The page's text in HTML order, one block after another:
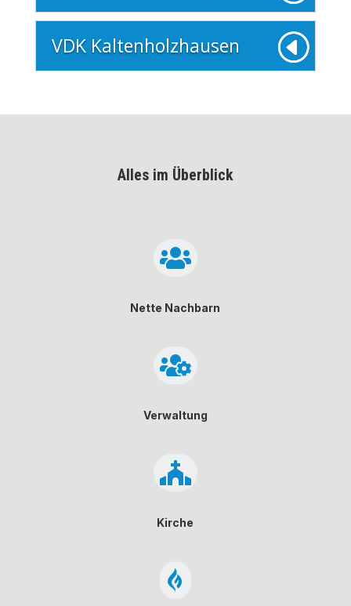
VDK Kaltenholzhausen
Alles im Überblick

Nette Nachbarn

Verwaltung

Kirche
